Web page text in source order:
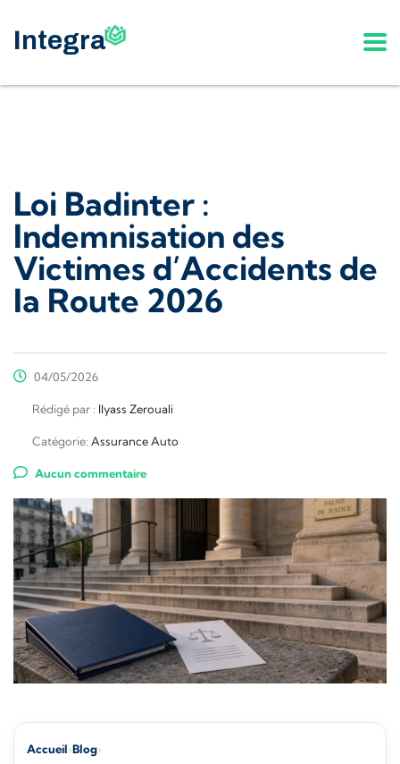
Loi Badinter :
Indemnisation des
Victimes d’Accidents de
la Route 2026
04/05/2026
Rédigé par : Ilyass Zerouali
Catégorie: Assurance Auto
Aucun commentaire
Accueil›Blog›